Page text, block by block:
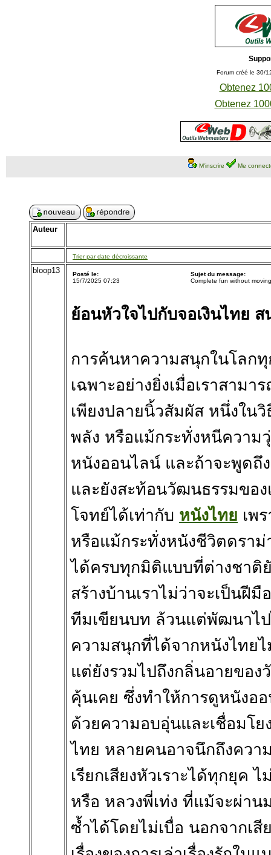
Forum créé le 30/
Obtenez
Obtenez
M'inscrire Me
Auteur
Trier par date décroissante
bloop13
Posté le:
15/7/2025 07:23
Sujet du message:
Complete fun without moving
ย้อนหัวใจไปกับจอเงินไทย
การค้นหาความสนุกในโลก
เฉพาะอย่างยิ่งเมื่อเราสาม
เพียงปลายนิ้วสัมผัส หนึ่งใน
พลัง หรือแม้กระทั่งหนีความ
หนังออนไลน์ และถ้าจะพูดถึ
และยังสะท้อนวัฒนธรรมของ
โจทย์ได้เท่ากับ หนังไทย เพ
หรือแม้กระทั่งหนังชีวิตดรา
ได้ครบทุกมิติแบบที่ต่างชาติ
สร้างบ้านเราไม่ว่าจะเป็นฝี
ทีมเขียนบท ล้วนแต่พัฒนาไ
ความสนุกที่ได้จากหนังไทยไ
แต่ยังรวมไปถึงกลิ่นอายขอ
คุ้นเคย ซึ่งทำให้การดูหนังอ
ด้วยความอบอุ่นและเชื่อมโย
ไทย หลายคนอาจนึกถึงควา
เรียกเสียงหัวเราะได้ทุกยุค
หรือ หลวงพี่เท่ง ที่แม้จะผ่า
ซ้ำได้โดยไม่เบื่อ นอกจากเ